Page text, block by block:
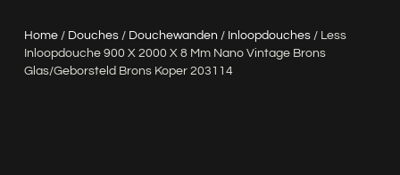
Home/ Douches/ Douchewanden / Inloopdouches/ Less
Inloopdouche 900 X 2000 X 8 Mm Nano Vintage Brons
Glas/geborsteld Brons Koper 203114